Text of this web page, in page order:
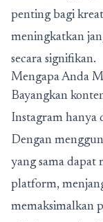
penting bagi
meningkatkan
secara signifikan.
Mengapa Anda
Bayangkan
Instagram hanya
Dengan
yang sama dapat
platform,
memaksimalkan